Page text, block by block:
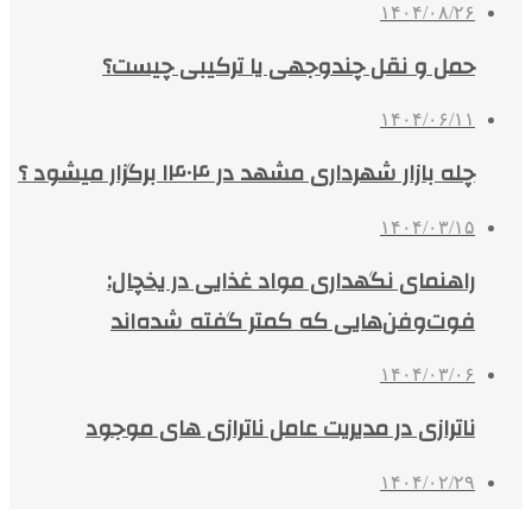
۱۴۰۴/۰۸/۲۶
حمل و نقل چندوجهی یا ترکیبی چیست؟
۱۴۰۴/۰۶/۱۱
چله بازار شهرداری مشهد در ۱۴۰۴ برگزار میشود ؟
۱۴۰۴/۰۳/۱۵
راهنمای نگهداری مواد غذایی در یخچال:
فوت‌وفن‌هایی که کمتر گفته شده‌اند
۱۴۰۴/۰۳/۰۶
ناترازی در مدیریت عامل ناترازی های موجود
۱۴۰۴/۰۲/۲۹